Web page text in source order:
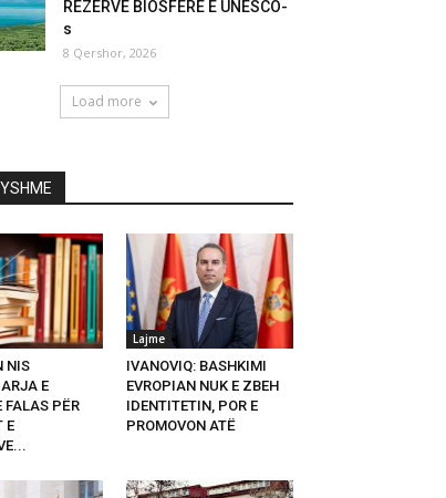
REZERVË BIOSFERE E UNESCO-
s
8 Qershor, 2026
Load more
NIS
E
FALAS PËR
E
Lajme
IVANOVIQ: BASHKIMI
EVROPIAN NUK E ZBEH
IDENTITETIN, POR E
PROMOVON ATË